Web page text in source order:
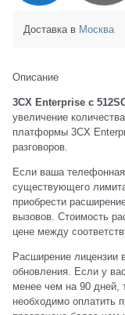
Доставка в Москва
Описание
3CX Enterprise с
увеличение
платформы 3CX
разговоров.
Если ваша
существующего
приобрести
вызовов. Стоимость
цене между
Расширение лицензии
обновления. Если у
менее чем на 90 дней,
необходимо оплатить